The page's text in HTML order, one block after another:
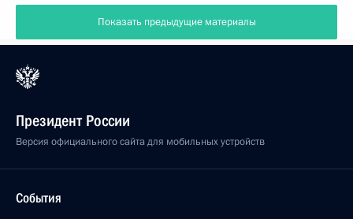
Показать предыдущие материалы
Президент России
Версия официального сайта для мобильных устройств
События